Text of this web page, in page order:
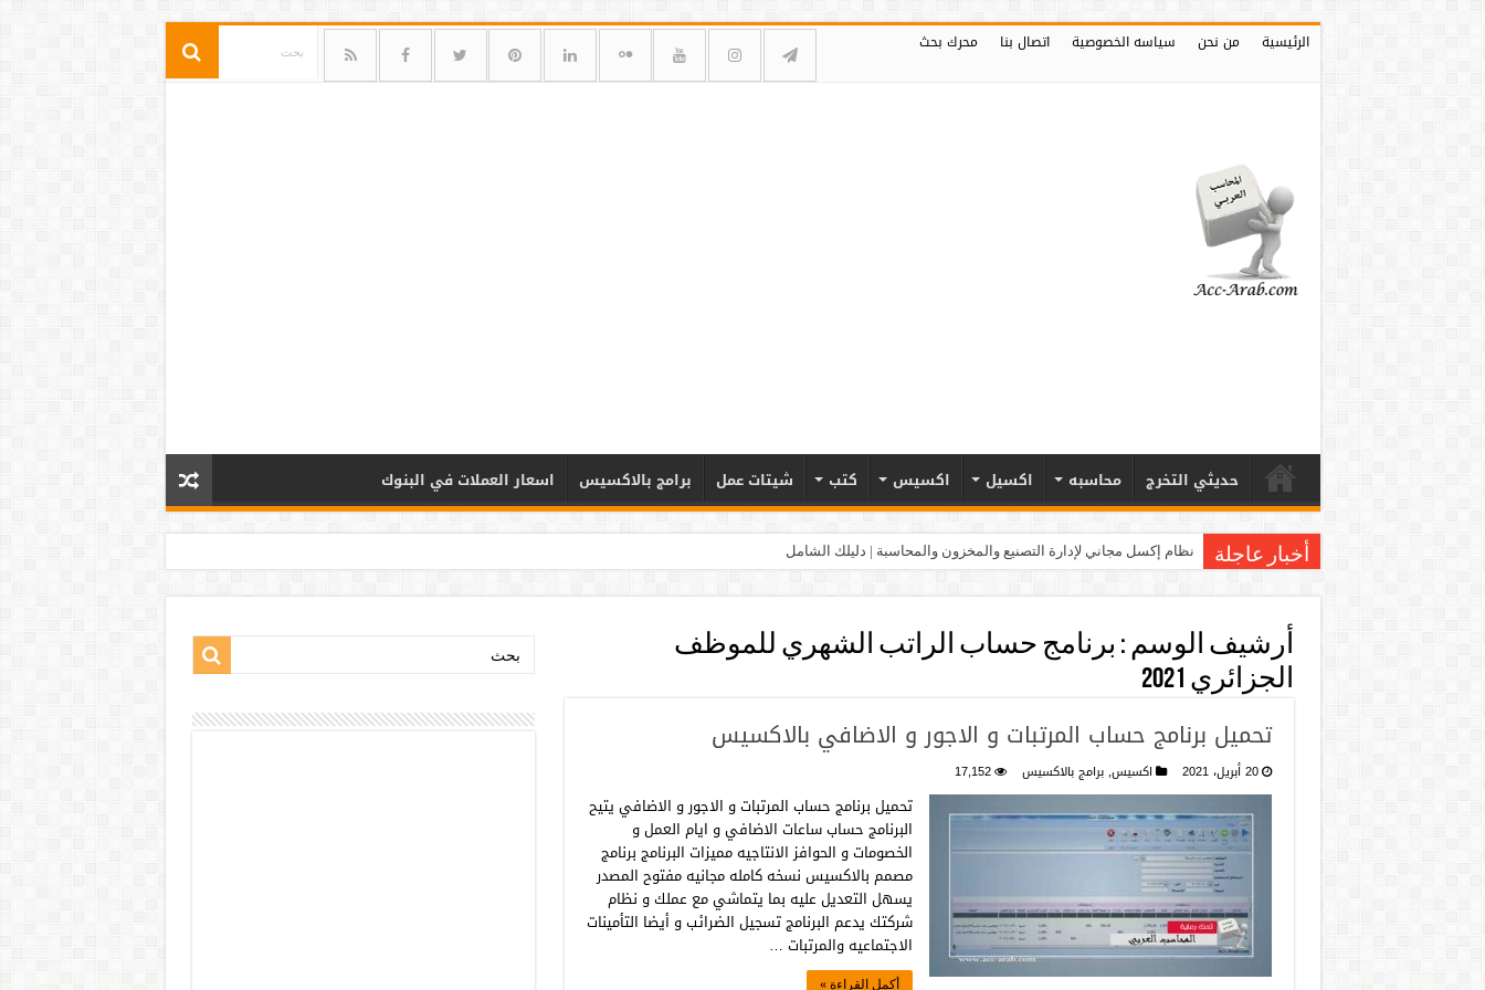
الرئيسية من نحن سياسه الخصوصية اتصال بنا محرك بحث
حديثي التخرج محاسبه اكسيل اكسيس كتب شيتات عمل برامج بالاكسيس اسعار العملات في البنوك
أخبار عاجلة نظام إكسل مجاني لإدارة التصنيع والمخزون والمحاسبة | دليلك الشامل
أرشيف الوسم : برنامج حساب الراتب الشهري للموظف
الجزائري 2021
تحميل برنامج حساب المرتبات و الاجور و الاضافي بالاكسيس
20 أبريل، 2021 اكسيس,برامج بالاكسيس 17,152
تحميل برنامج حساب المرتبات و الاجور و الاضافي يتيح
البرنامج حساب ساعات الاضافي و ايام العمل و
الخصومات و الحوافز الانتاجيه مميزات البرنامج برنامج
مصمم بالاكسيس نسخه كامله مجانيه مفتوح المصدر
يسهل التعديل عليه بما يتماشي مع عملك و نظام
شركتك يدعم البرنامج تسجيل الضرائب و أيضا التأمينات
الاجتماعيه والمرتبات …
أكمل القراءة »
بحث: